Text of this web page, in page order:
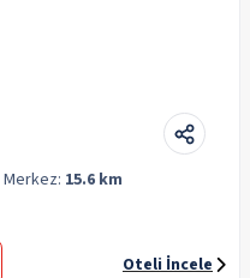
Merkez: 15.6 km
Oteli İncele